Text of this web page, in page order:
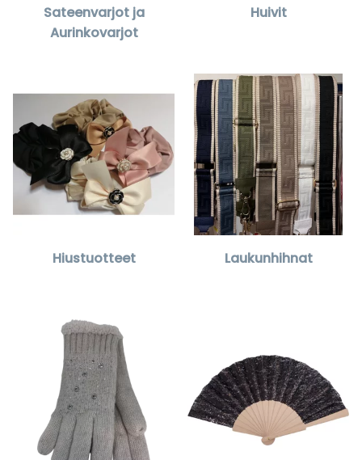
Sateenvarjot ja
Aurinkovarjot
Huivit
Hiustuotteet Laukunhihnat